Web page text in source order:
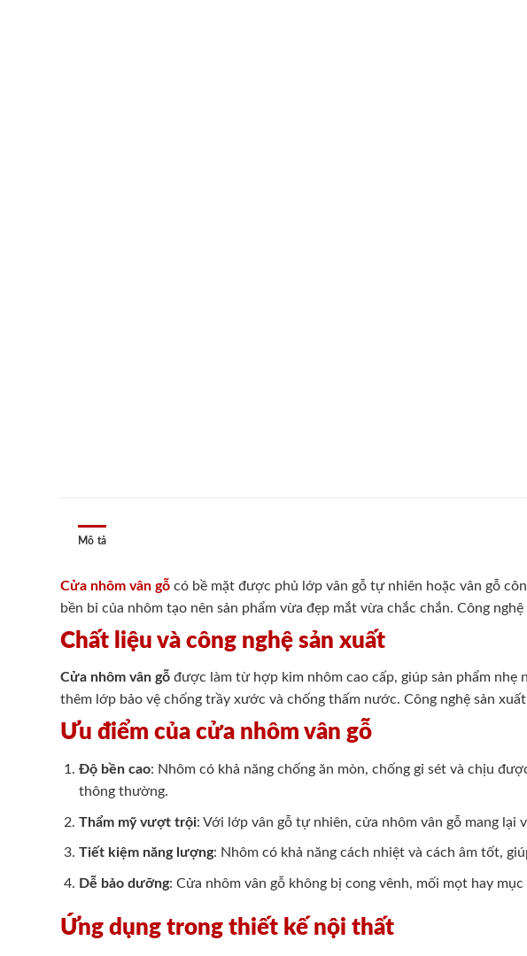
Mô tả
Cửa nhôm vân gỗ có bề mặt được phủ lớp vân gỗ tự nhiên hoặc vân gỗ
bền bỉ của nhôm tạo nên sản phẩm vừa đẹp mắt vừa chắc chắn. Công
Chất liệu và công nghệ sản xuất
Cửa nhôm vân gỗ được làm từ hợp kim nhôm cao cấp, giúp sản phẩm nhẹ
thêm lớp bảo vệ chống trầy xước và chống thấm nước. Công nghệ sản
Ưu điểm của cửa nhôm vân gỗ
Độ bền cao: Nhôm có khả năng chống ăn mòn, chống gỉ sét và chịu
thông thường.
Thẩm mỹ vượt trội: Với lớp vân gỗ tự nhiên, cửa nhôm vân gỗ mang lại
Tiết kiệm năng lượng: Nhôm có khả năng cách nhiệt và cách âm tốt,
Dễ bảo dưỡng: Cửa nhôm vân gỗ không bị cong vênh, mối mọt hay
Ứng dụng trong thiết kế nội thất